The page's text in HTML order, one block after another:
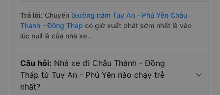
Trả lời: Chuyến Giường nằm Tuy An - Phú Yên Châu
Thành - Đồng Tháp có giờ xuất phát sớm nhất là vào
lúc null là của nhà xe .
Câu hỏi: Nhà xe đi Châu Thành - Đồng
Tháp từ Tuy An - Phú Yên nào chạy trễ
nhất?